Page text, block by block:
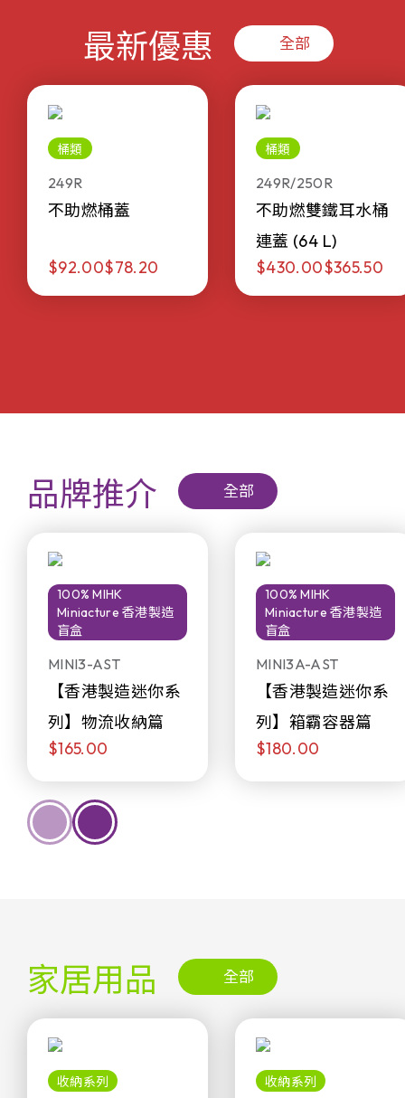
最新優惠 全部
桶類
249R
不助燃桶蓋
$92.00$78.20
桶類
249R/250R
不助燃雙鐵耳水桶
連蓋 (64 L)
$430.00$365.50
品牌推介 全部
100% MIHK
Miniacture 香港製造
盲盒
MINI3-AST
【香港製造迷你系
列】物流收納篇
$165.00
100% MIHK
Miniacture 香港製造
盲盒
MINI3A-AST
【香港製造迷你系
列】箱霸容器篇
$180.00
家居用品 全部
收納系列 收納系列